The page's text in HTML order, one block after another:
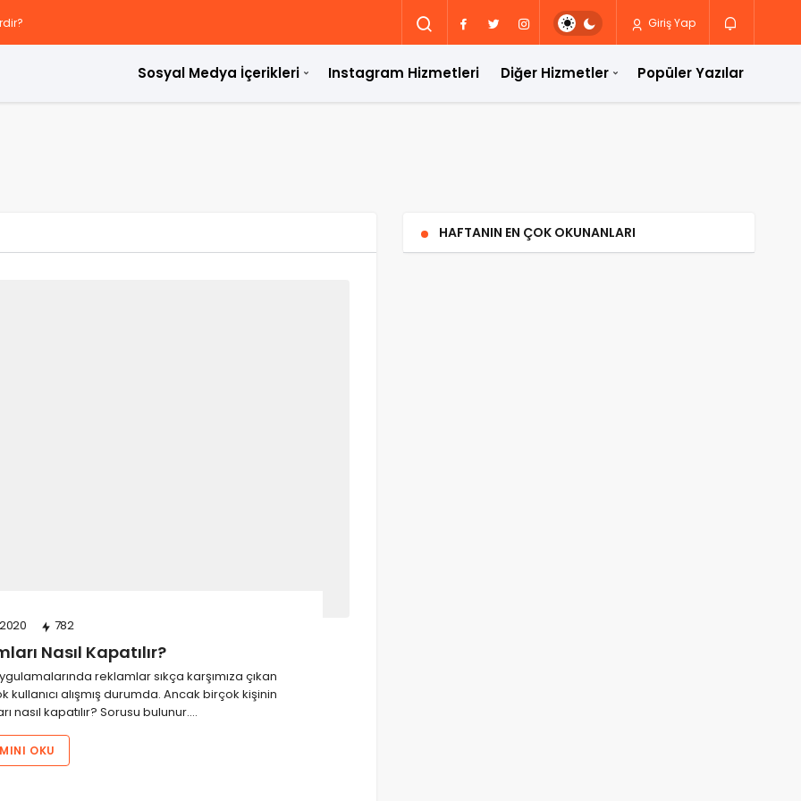
Giriş Yap
Sosyal Medya İçerikleri Instagram Hizmetleri Diğer Hizmetler Popüler Yazılar
782
Nasıl Kapatılır?
reklamlar sıkça karşımıza çıkan
alışmış durumda. Ancak birçok kişinin
nasıl kapatılır? Sorusu bulunur.…
OKU
HAFTANIN EN ÇOK OKUNANLARI